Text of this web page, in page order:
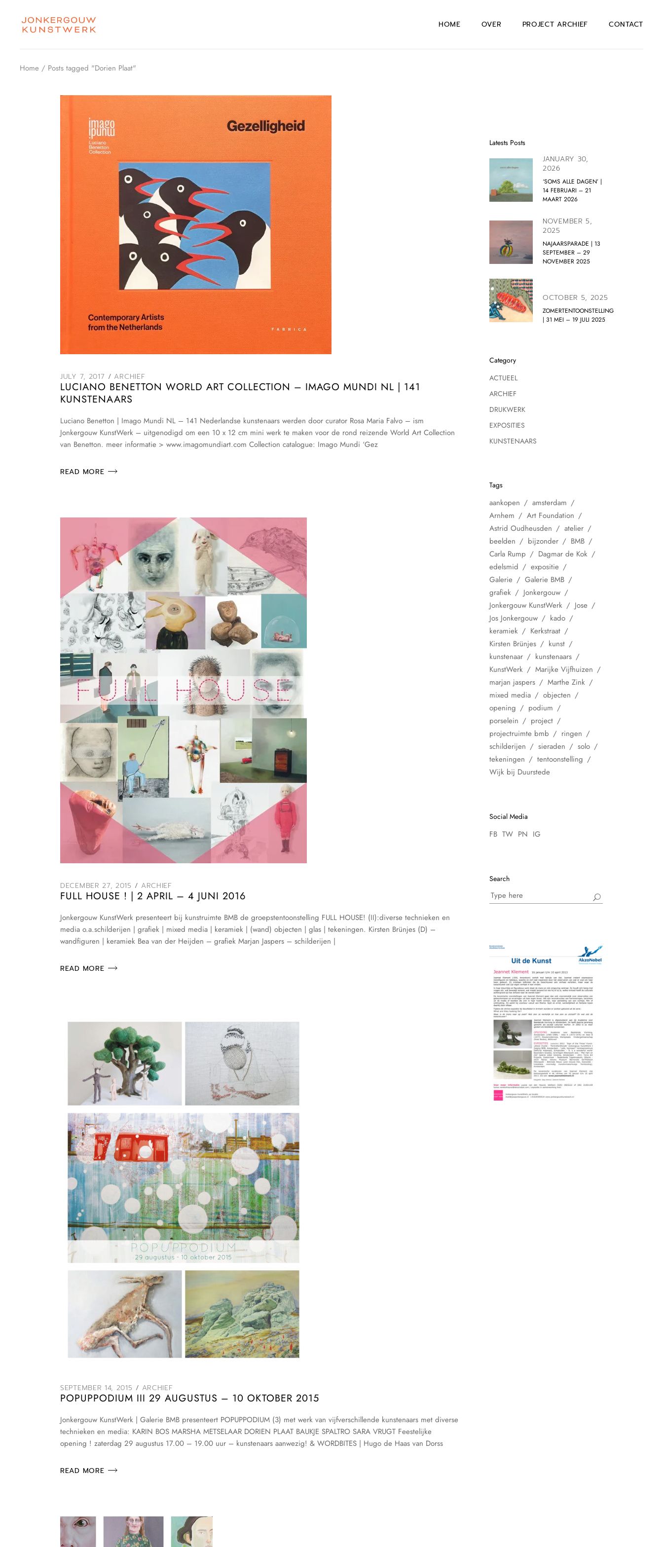
content HOME OVER PROJECT ARCHIEF CONTACT
Home Posts tagged "Dorien Plaat"
JULY 7, 2017 ARCHIEF
LUCIANO BENETTON WORLD ART COLLECTION – IMAGO MUNDI NL | 141
KUNSTENAARS
Luciano Benetton | Imago Mundi NL – 141 Nederlandse kunstenaars werden door curator Rosa Maria Falvo – ism
Jonkergouw KunstWerk – uitgenodigd om een 10 x 12 cm mini werk te maken voor de rond reizende World Art Collection
van Benetton. meer informatie > www.imagomundiart.com Collection catalogue: Imago Mundi ‘Gez
READ MORE
DECEMBER 27, 2015 ARCHIEF
FULL HOUSE ! | 2 APRIL – 4 JUNI 2016
Jonkergouw KunstWerk presenteert bij kunstruimte BMB de groepstentoonstelling FULL HOUSE! (II):diverse technieken en
media o.a.schilderijen | grafiek | mixed media | keramiek | (wand) objecten | glas | tekeningen. Kirsten Brünjes (D) –
wandfiguren | keramiek Bea van der Heijden – grafiek Marjan Jaspers – schilderijen |
READ MORE
SEPTEMBER 14, 2015 ARCHIEF
POPUPPODIUM III 29 AUGUSTUS – 10 OKTOBER 2015
Jonkergouw KunstWerk | Galerie BMB presenteert POPUPPODIUM (3) met werk van vijfverschillende kunstenaars met diverse
technieken en media: KARIN BOS MARSHA METSELAAR DORIEN PLAAT BAUKJE SPALTRO SARA VRUGT Feestelijke
opening ! zaterdag 29 augustus 17.00 – 19.00 uur – kunstenaars aanwezig! & WORDBITES | Hugo de Haas van Dorss
READ MORE
Latests Posts
JANUARY 30,
2026
‘SOMS ALLE DAGEN’ |
14 FEBRUARI – 21
MAART 2026
NOVEMBER 5,
2025
NAJAARSPARADE | 13
SEPTEMBER – 29
NOVEMBER 2025
OCTOBER 5, 2025
ZOMERTENTOONSTELLING
| 31 MEI – 19 JULI 2025
Category
ACTUEEL
ARCHIEF
DRUKWERK
EXPOSITIES
KUNSTENAARS
Tags
aankopen
amsterdam
Arnhem
Art Foundation
Astrid Oudheusden
atelier
beelden
bijzonder
BMB
Carla Rump
Dagmar de Kok
edelsmid
expositie
Galerie
Galerie BMB
grafiek
Jonkergouw
Jonkergouw KunstWerk
Jose
Jos Jonkergouw
kado
keramiek
Kerkstraat
Kirsten Brünjes
kunst
kunstenaar
kunstenaars
KunstWerk
Marijke Vijfhuizen
marjan jaspers
Marthe Zink
mixed media
objecten
opening
podium
porselein
project
projectruimte bmb
ringen
schilderijen
sieraden
solo
tekeningen
tentoonstelling
Wijk bij Duurstede
Social Media
FB TW PN IG
Search
Search
for: